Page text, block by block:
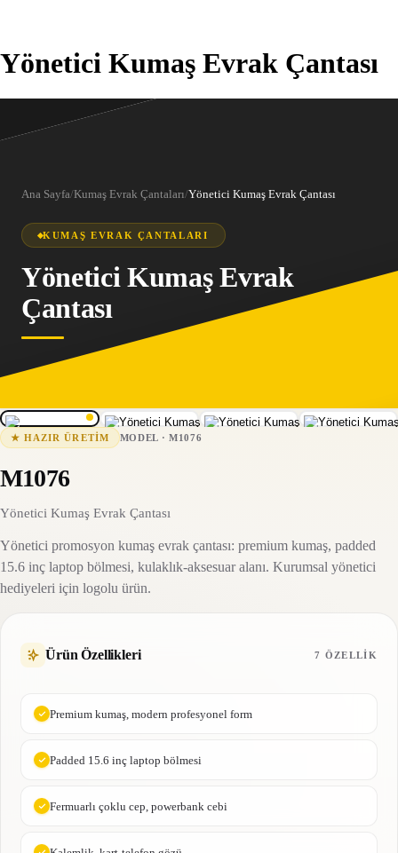
Yönetici Kumaş Evrak Çantası
Ana Sayfa/Kumaş Evrak Çantaları/Yönetici Kumaş Evrak Çantası
KUMAŞ EVRAK ÇANTALARI
Yönetici Kumaş Evrak
Çantası
M1076 15-25 iş günü
★HAZIR ÜRETIM MODEL ·M1076
M1076
Yönetici Kumaş Evrak Çantası
Yönetici promosyon kumaş evrak çantası: premium kumaş, padded
15.6 inç laptop bölmesi, kulaklık-aksesuar alanı. Kurumsal yönetici
hediyeleri için logolu ürün.
Ürün Özellikleri 7 ÖZELLIK
Premium kumaş, modern profesyonel form
Padded 15.6 inç laptop bölmesi
Fermuarlı çoklu cep, powerbank cebi